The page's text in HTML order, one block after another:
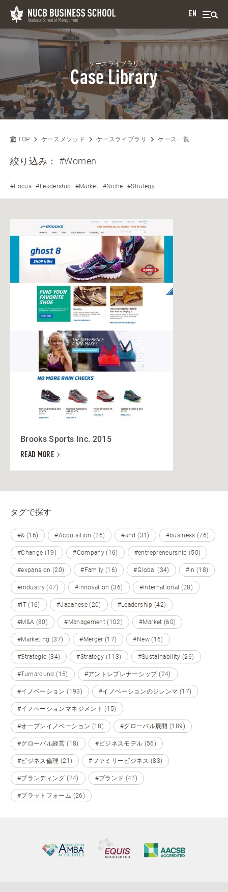
EN
ケースライブラリ
Case Library
TOP ケースメソッド ケースライブラリ ケース一覧
絞り込み：#Women
#Focus #Leadership #Market #Niche #Strategy
Brooks Sports Inc. 2015
READ MORE
タグで探す
#& (16) #Acquisition (26) #and (31) #business (76)
#Change (19) #Company (16) #entrepreneurship (50)
#expansion (20) #Family (16) #Global (34) #in (18)
#industry (47) #innovation (36) #international (28)
#IT (16) #Japanese (20) #Leadership (42)
#M&A (80) #Management (102) #Market (60)
#Marketing (37) #Merger (17) #New (16)
#Strategic (34) #Strategy (113) #Sustainability (26)
#Turnaround (15) #アントレプレナーシップ (24)
#イノベーション (193) #イノベーションのジレンマ (17)
#イノベーションマネジメント (15)
#オープンイノベーション (18) #グローバル展開 (189)
#グローバル経営 (18) #ビジネスモデル (56)
#ビジネス倫理 (21) #ファミリービジネス (83)
#ブランディング (24) #ブランド (42)
#プラットフォーム (26)